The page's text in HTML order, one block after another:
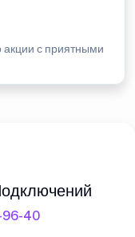
акции с приятными
96-40